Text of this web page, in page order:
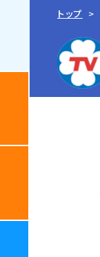
トップ